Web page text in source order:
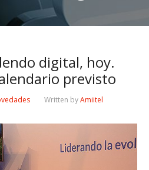
digital, hoy.
previsto
Written byAmiitel